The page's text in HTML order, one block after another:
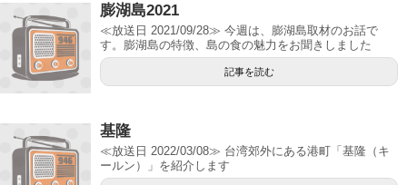
膨湖島2021
≪放送日 2021/09/28≫ 今週は、膨湖島取材のお話で
す。膨湖島の特徴、島の食の魅力をお聞きしました
記事を読む
基隆
≪放送日 2022/03/08≫ 台湾郊外にある港町「基隆（キ
ールン）」を紹介します